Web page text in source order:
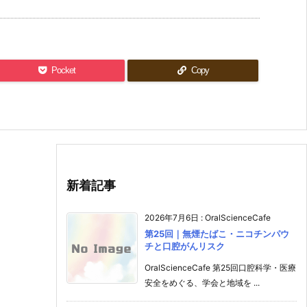
Pocket Copy
新着記事
2026年7月6日 : OralScienceCafe
第25回｜無煙たばこ・ニコチンパウ
チと口腔がんリスク
OralScienceCafe 第25回口腔科学・医療
安全をめぐる、学会と地域を ...